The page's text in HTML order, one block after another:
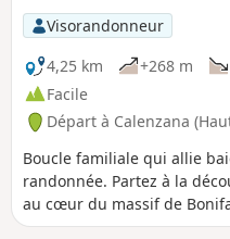
Visorandonneur
4,25 km
+268 m
Facile
Départ à Calenzana
Boucle familiale qui allie
randonnée. Partez à la
au cœur du massif de
de risque de crue. Le